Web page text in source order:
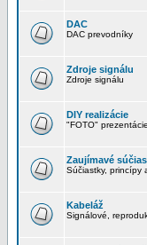
DAC
DAC prevodníky
Zdroje signálu
Zdroje signálu
DIY realizácie
"FOTO"
Zaujímavé
Súčiastky, princípy
Kabeláž
Signálové,